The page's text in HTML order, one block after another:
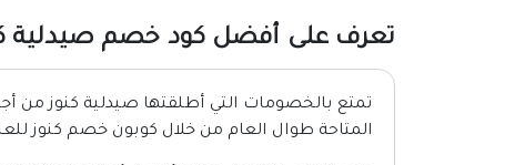
تعرف على أفضل كود خصم صيدلية كنوز
تمتع بالخصومات التي أطلقتها صيدلية كنوز من
المتاحة طوال العام من خلال كوبون خصم كنوز